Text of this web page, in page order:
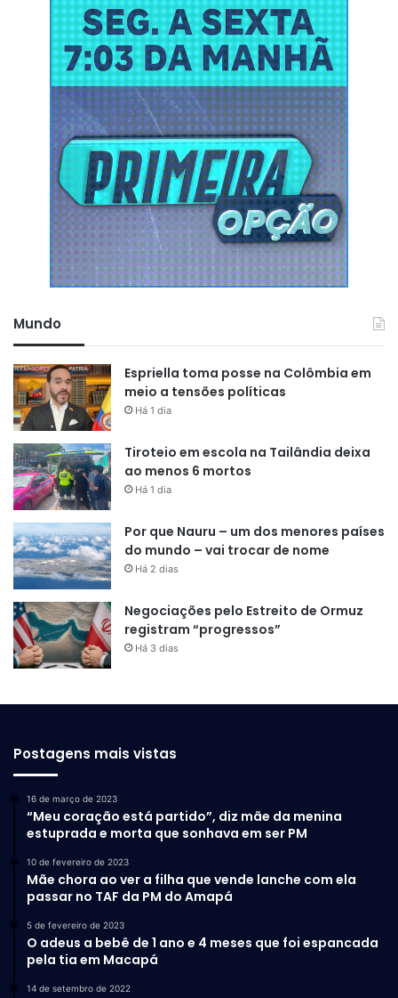
Mundo
Espriella toma posse na Colômbia em
meio a tensões políticas
Há 1 dia
Tiroteio em escola na Tailândia deixa
ao menos 6 mortos
Há 1 dia
Por que Nauru – um dos menores países
do mundo – vai trocar de nome
Há 2 dias
Negociações pelo Estreito de Ormuz
registram “progressos”
Há 3 dias
Postagens mais vistas
16 de março de 2023
“Meu coração está partido”, diz mãe da menina
estuprada e morta que sonhava em ser PM
10 de fevereiro de 2023
Mãe chora ao ver a filha que vende lanche com ela
passar no TAF da PM do Amapá
5 de fevereiro de 2023
O adeus a bebê de 1 ano e 4 meses que foi espancada
pela tia em Macapá
14 de setembro de 2022